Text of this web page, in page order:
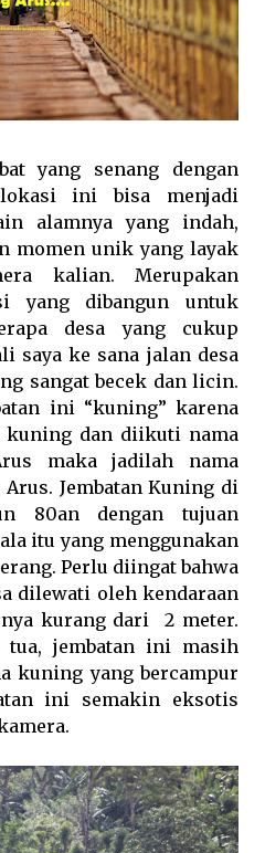
yang senang dengan
ini bisa menjadi
alamnya yang indah,
momen unik yang layak
kalian. Merupakan
yang dibangun untuk
desa yang cukup
saya ke sana jalan desa
sangat becek dan licin.
ini “kuning” karena
kuning dan diikuti nama
maka jadilah nama
Jembatan Kuning di
80an dengan tujuan
itu yang menggunakan
Perlu diingat bahwa
dilewati oleh kendaraan
kurang dari
2 meter.
jembatan ini masih
kuning yang bercampur
ini semakin eksotis